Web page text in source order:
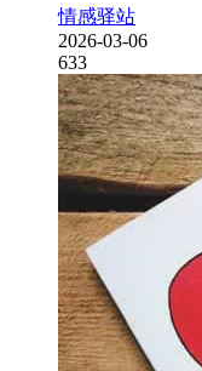
情感驿站
2026-03-06
633